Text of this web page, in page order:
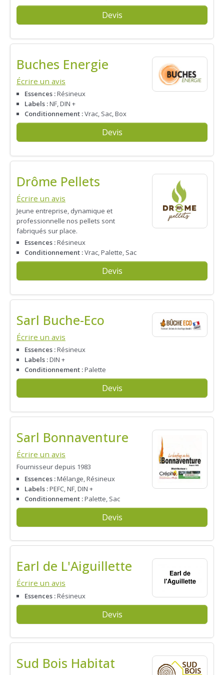
Devis
Buches Energie
Écrire un avis
Essences :Résineux
Labels :NF, DIN +
Conditionnement :Vrac, Sac, Box
Devis
Drôme Pellets
Écrire un avis
Jeune entreprise, dynamique et
professionnelle nos pellets sont
fabriqués sur place.
Essences :Résineux
Conditionnement :Vrac, Palette, Sac
Devis
Sarl Buche-Eco
Écrire un avis
Essences :Résineux
Labels :DIN +
Conditionnement :Palette
Devis
Sarl Bonnaventure
Écrire un avis
Fournisseur depuis 1983
Essences :Mélange, Résineux
Labels :PEFC, NF, DIN +
Conditionnement :Palette, Sac
Devis
Earl de L'Aiguillette
Écrire un avis
Essences :Résineux
Devis
Sud Bois Habitat